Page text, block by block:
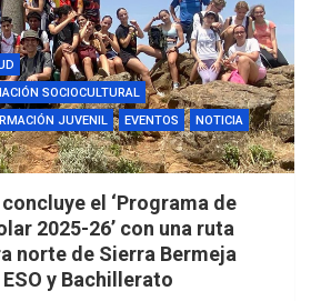
SOCIOCULTURAL
JUVENIL
EVENTOS
NOTICIA
el ‘Programa de
2025-26’ con una ruta
norte de Sierra Bermeja
y Bachillerato